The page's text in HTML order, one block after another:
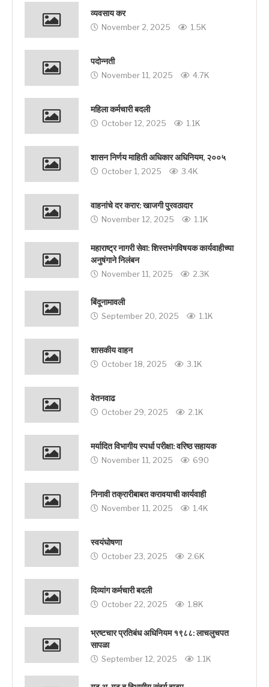
व्यवसाय कर
November 2, 2025 1.5K
पदोन्नती
November 11, 2025 4.7K
महिला कर्मचारी बदली
October 12, 2025 1.1K
शासन निर्णय माहिती अधिकार अधिनियम, २००५
October 1, 2025 3.4K
वाहनांचे दर करार: खाजगी पुरवठादार
November 12, 2025 1.1K
महाराष्ट्र नागरी सेवा: शिस्तभंगविषयक कार्यवाहीच्या
अनुषंगाने निलंबन
November 11, 2025 2.3K
बिंदूनामावली
September 20, 2025 1.1K
शासकीय वाहन
October 18, 2025 3.1K
वेतनवाढ
October 29, 2025 2.1K
मर्यादित विभागीय स्पर्धा परीक्षा: वरिष्ठ सहायक
November 11, 2025 690
निनावी तक्रारीबाबत करावयाची कार्यवाही
November 11, 2025 1.4K
स्वयंघोषणा
October 23, 2025 2.6K
दिव्यांग कर्मचारी बदली
October 22, 2025 1.8K
भ्रष्टचार प्रतिबंध अधिनियम १९८८: लाचलुचपत
सापळा
September 12, 2025 1.1K